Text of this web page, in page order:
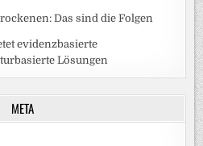
Das sind die Folgen
evidenzbasierte
Lösungen
META